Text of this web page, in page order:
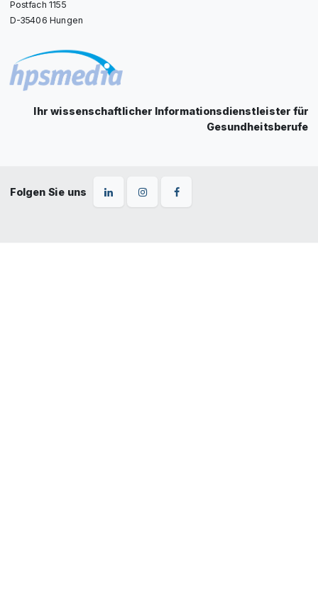
Postfach 1155
D-35406 Hungen
Ihr wissenschaftlicher Informationsdienstleister für
Gesundheitsberufe
Folgen Sie uns